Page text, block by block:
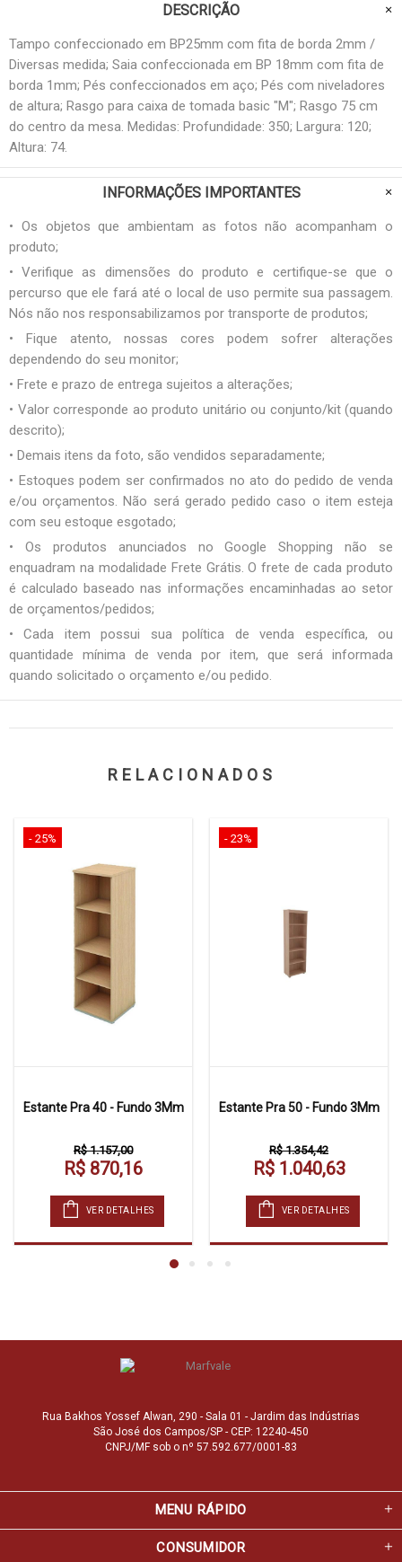
DESCRIÇÃO
Tampo confeccionado em BP25mm com fita de borda 2mm /
Diversas medida; Saia confeccionada em BP 18mm com fita de
borda 1mm; Pés confeccionados em aço; Pés com niveladores
de altura; Rasgo para caixa de tomada basic "M"; Rasgo 75 cm
do centro da mesa. Medidas: Profundidade: 350; Largura: 120;
Altura: 74.
INFORMAÇÕES IMPORTANTES
• Os objetos que ambientam as fotos não acompanham o
produto;
• Verifique as dimensões do produto e certifique-se que o
percurso que ele fará até o local de uso permite sua passagem.
Nós não nos responsabilizamos por transporte de produtos;
• Fique atento, nossas cores podem sofrer alterações
dependendo do seu monitor;
• Frete e prazo de entrega sujeitos a alterações;
• Valor corresponde ao produto unitário ou conjunto/kit (quando
descrito);
• Demais itens da foto, são vendidos separadamente;
• Estoques podem ser confirmados no ato do pedido de venda
e/ou orçamentos. Não será gerado pedido caso o item esteja
com seu estoque esgotado;
• Os produtos anunciados no Google Shopping não se
enquadram na modalidade Frete Grátis. O frete de cada produto
é calculado baseado nas informações encaminhadas ao setor
de orçamentos/pedidos;
• Cada item possui sua política de venda específica, ou
quantidade mínima de venda por item, que será informada
quando solicitado o orçamento e/ou pedido.
RELACIONADOS
- 25%
Estante Pra 40 - Fundo 3Mm
R$ 1.157,00
R$ 870,16
VER DETALHES
- 23%
Estante Pra 50 - Fundo 3Mm
R$ 1.354,42
R$ 1.040,63
VER DETALHES
Rua Bakhos Yossef Alwan, 290 - Sala 01 - Jardim das Indústrias
São José dos Campos/SP - CEP: 12240-450
CNPJ/MF sob o nº 57.592.677/0001-83
MENU RÁPIDO
CONSUMIDOR